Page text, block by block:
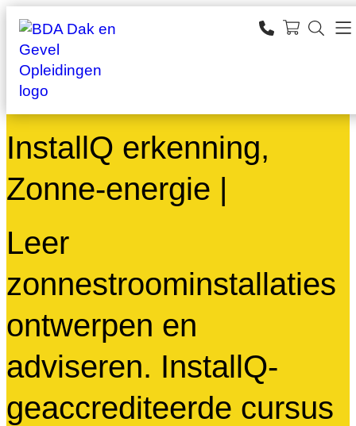
Ga
naar
de
inhoud
SEARCH
InstallQ erkenning,
Zonne-energie |
Leer
zonnestroominstallaties
ontwerpen en
adviseren. InstallQ-
geaccrediteerde cursus